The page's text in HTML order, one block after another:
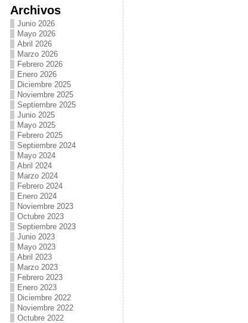
Archivos
Junio 2026
Mayo 2026
Abril 2026
Marzo 2026
Febrero 2026
Enero 2026
Diciembre 2025
Noviembre 2025
Septiembre 2025
Junio 2025
Mayo 2025
Febrero 2025
Septiembre 2024
Mayo 2024
Abril 2024
Marzo 2024
Febrero 2024
Enero 2024
Noviembre 2023
Octubre 2023
Septiembre 2023
Junio 2023
Mayo 2023
Abril 2023
Marzo 2023
Febrero 2023
Enero 2023
Diciembre 2022
Noviembre 2022
Octubre 2022